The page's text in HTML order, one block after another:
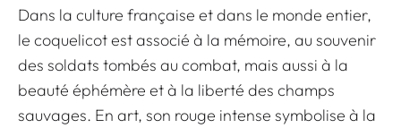
Dans la culture française et dans le monde entier,
le coquelicot est associé à la mémoire, au souvenir
des soldats tombés au combat, mais aussi à la
beauté éphémère et à la liberté des champs
sauvages. En art, son rouge intense symbolise à la